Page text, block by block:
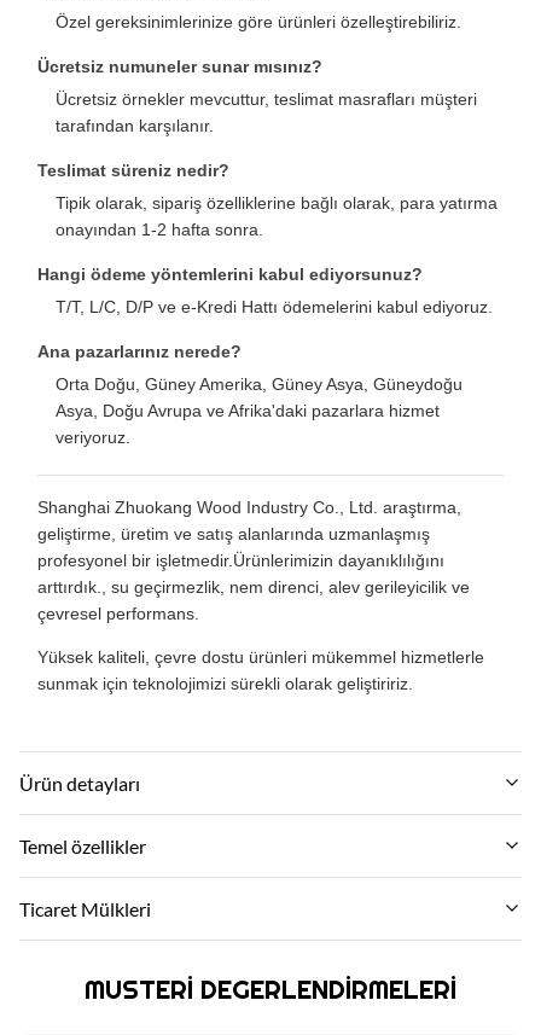
Özel gereksinimlerinize göre ürünleri özelleştirebiliriz.
Ücretsiz numuneler sunar mısınız?
Ücretsiz örnekler mevcuttur, teslimat masrafları müşteri
tarafından karşılanır.
Teslimat süreniz nedir?
Tipik olarak, sipariş özelliklerine bağlı olarak, para yatırma
onayından 1-2 hafta sonra.
Hangi ödeme yöntemlerini kabul ediyorsunuz?
T/T, L/C, D/P ve e-Kredi Hattı ödemelerini kabul ediyoruz.
Ana pazarlarınız nerede?
Orta Doğu, Güney Amerika, Güney Asya, Güneydoğu
Asya, Doğu Avrupa ve Afrika'daki pazarlara hizmet
veriyoruz.
Shanghai Zhuokang Wood Industry Co., Ltd. araştırma,
geliştirme, üretim ve satış alanlarında uzmanlaşmış
profesyonel bir işletmedir.Ürünlerimizin dayanıklılığını
arttırdık., su geçirmezlik, nem direnci, alev gerileyicilik ve
çevresel performans.
Yüksek kaliteli, çevre dostu ürünleri mükemmel hizmetlerle
sunmak için teknolojimizi sürekli olarak geliştiririz.
Ürün detayları
Material:
Feature:
Temel özellikler
Marka Adı:
Ürün modeli:
Ticaret Mülkleri
Pazarlık etmek
MUSTERI DEGERLENDIRMELERI